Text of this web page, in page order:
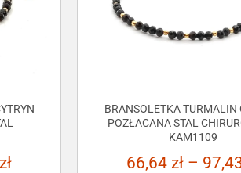
zł
BRANSOLETKA TURMALIN
POZŁACANA STAL
KAM1109
66,64 zł –